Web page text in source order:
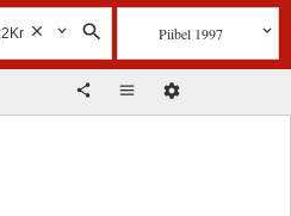
Piibel 1997